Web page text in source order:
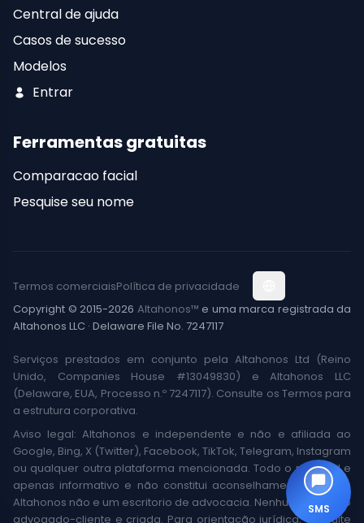
Central de ajuda
Casos de sucesso
Modelos
Entrar
Ferramentas gratuitas
Comparacao facial
Pesquise seu nome
Copyright © 2015-2026 Altahonos™ e uma marca registrada da
Altahonos LLC · Delaware File No. 7247117
Termos comerciaisPolítica de privacidade
Serviços prestados em conjunto pela Altahonos Ltd (Reino
Unido, Companies House #13049830) e Altahonos LLC
(Delaware, EUA, Processo n.º 7247117). Consulte os Termos para
a estrutura corporativa.
Aviso legal: Altahonos e independente e não e afiliada ao
Google, Bing, X (Twitter), Facebook, TikTok, Telegram, Instagram
ou qualquer outra plataforma mencionada. Todo o material e
apenas informativo e não constitui aconselhamento jurídico;
Altahonos não e um escritorio de advocacia. Nenhuma relacao
advogado-cliente e criada. Para orientação jurídica, consulte
SMS